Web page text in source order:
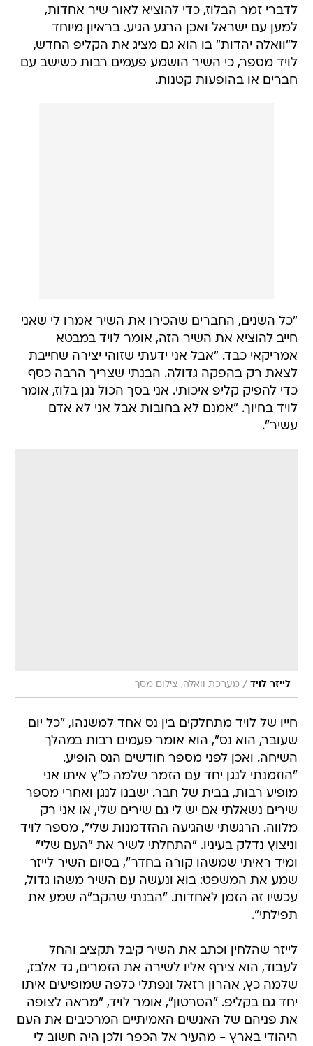
לדברי זמר הבלוז, כדי להוציא לאור שיר אחדות,
למען עם ישראל ואכן הרגע הגיע. בראיון מיוחד
ל"וואלה יהדות" בו הוא גם מציג את הקליפ החדש,
לויד מספר, כי השיר הושמע פעמים רבות כשישב עם
חברים או בהופעות קטנות.
"כל השנים, החברים שהכירו את השיר אמרו לי שאני
חייב להוציא את השיר הזה, אומר לויד במבטא
אמריקאי כבד. "אבל אני ידעתי שזוהי יצירה שחייבת
לצאת רק בהפקה גדולה. הבנתי שצריך הרבה כסף
כדי להפיק קליפ איכותי. אני בסך הכול נגן בלוז, אומר
לויד בחיוך. "אמנם לא בחובות אבל אני לא אדם
עשיר".
לייזר לויד / מערכת וואלה, צילום מסך
חייו של לויד מתחלקים בין נס אחד למשנהו, "כל יום
שעובר, הוא נס", הוא אומר פעמים רבות במהלך
השיחה. ואכן לפני מספר חודשים הנס הופיע.
"הוזמנתי לנגן יחד עם הזמר שלמה כ"ץ איתו אני
מופיע רבות, בבית של חבר. ישבנו לנגן ואחרי מספר
שירים נשאלתי אם יש לי גם שירים שלי, או אני רק
מלווה. הרגשתי שהגיעה ההזדמנות שלי", מספר לויד
וניצוץ נדלק בעיניו. "התחלתי לשיר את "העם שלי"
ומיד ראיתי שמשהו קורה בחדר", בסיום השיר לייזר
שמע את המשפט: בוא ונעשה עם השיר משהו גדול,
עכשיו זה הזמן לאחדות. "הבנתי שהקב"ה שמע את
תפילתי".
לייזר שהלחין וכתב את השיר קיבל תקציב והחל
לעבוד, הוא צירף אליו לשירה את הזמרים, גד אלבז,
שלמה כץ, אהרון רזאל ונפתלי כלפה שמופיעים איתו
יחד גם בקליפ. "הסרטון", אומר לויד, "מראה לצופה
את פניהם של האנשים האמיתיים המרכיבים את העם
היהודי בארץ - מהעיר אל הכפר ולכן היה חשוב לי